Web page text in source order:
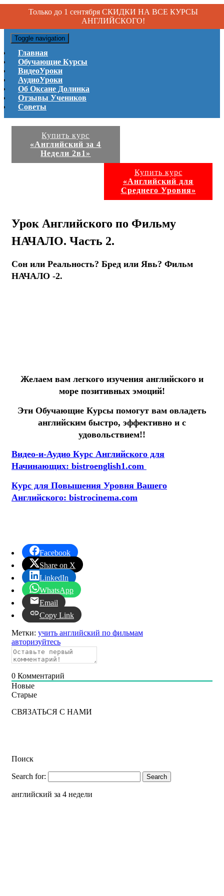
Только до 1 сентября СКИДКИ НА ВСЕ КУРСЫ
АНГЛИЙСКОГО!
Toggle navigation
Главная
Обучающие Курсы
ВидеоУроки
АудиоУроки
Об Оксане Долинка
Отзывы Учеников
Советы
Купить курс
«Английский за 4
Недели 2в1»
Купить курс
«Английский для
Среднего Уровня»
Урок Английского по Фильму
НАЧАЛО. Часть 2.
Сон или Реальность? Бред или Явь? Фильм
НАЧАЛО -2.
Желаем вам легкого изучения английского и
море позитивных эмоций!
Эти Обучающие Курсы помогут вам овладеть
английским быстро, эффективно и с
удовольствием!!
Видео-и-Аудио Курс Английского для
Начинающих: bistroenglish1.com
Курс для Повышения Уровня Вашего
Английского: bistrocinema.com
Facebook
Share on X
LinkedIn
WhatsApp
Email
Copy Link
Метки: учить английский по фильмам
авторизуйтесь
0 Комментарий
Новые
Старые
СВЯЗАТЬСЯ С НАМИ
Поиск
Search for:
английский за 4 недели